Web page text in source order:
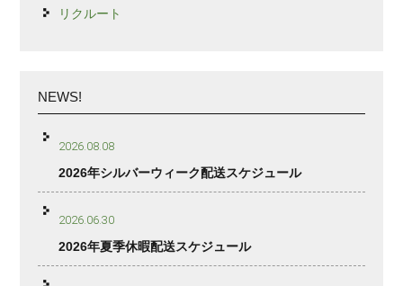
リクルート
NEWS!
2026.08.08
2026年シルバーウィーク配送スケジュール
2026.06.30
2026年夏季休暇配送スケジュール